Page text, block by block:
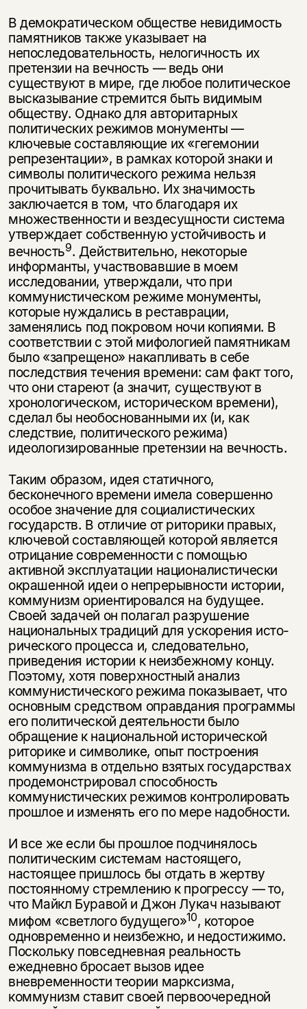
В демократическом обществе невидимость
памятников также указывает на
непоследовательность, нелогичность их
претензии на вечность — ведь они
существуют в мире, где любое политическое
высказывание стремится быть видимым
обществу. Однако для авторитарных
политических режимов мону­менты —
ключевые составляющие их «гегемонии
репрезентации», в рамках которой знаки и
символы политического режима нельзя
прочитывать бук­вально. Их значимость
заключается в том, что благодаря их
множественности и вездесущности система
утверждает собственную устойчивость и
вечность9. Действительно, некоторые
информанты, участвовавшие в моем
исследова­нии, утверждали, что при
коммунистическом режиме монументы,
которые нуждались в реставрации,
заменялись под покровом ночи копиями. В
соот­ветствии с этой мифологией памятникам
было «запрещено» накапливать в себе
последствия течения времени: сам факт того,
что они стареют (а значит, существуют в
хронологическом, историческом времени),
сделал бы необос­нованными их (и, как
следствие, политического режима)
идеологизированные претензии на вечность.
Таким образом, идея статичного,
бесконечного времени имела совершенно
особое значение для социалистических
государств. В отличие от риторики правых,
ключевой составляющей которой является
отрицание современно­сти с помощью
активной эксплуатации националистически
окрашенной идеи о непрерывности истории,
коммунизм ориентировался на будущее.
Своей за­дачей он полагал разрушение
национальных традиций для ускорения исто­
рического процесса и, следовательно,
приведения истории к неизбежному концу.
Поэтому, хотя поверхностный анализ
коммунистического режима по­казывает, что
основным средством оправдания программы
его политической деятельности было
обращение к национальной исторической
риторике и символике, опыт построения
коммунизма в отдельно взятых государствах
продемонстрировал способность
коммунистических режимов контролиро­вать
прошлое и изменять его по мере надобности.
И все же если бы прошлое подчинялось
политическим системам настоящего,
настоящее пришлось бы отдать в жертву
постоянному стремлению к прогрес­су — то,
что Майкл Буравой и Джон Лукач называют
мифом «светлого буду­щего»10, которое
одновременно и неизбежно, и недостижимо.
Поскольку повсе­дневная реальность
ежедневно бросает вызов идее
вневременности теории марксизма,
коммунизм ставит своей первоочередной